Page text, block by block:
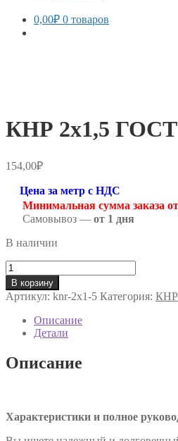
0,00₽ 0 товаров
КНР 2х1,5 ГОСТ
154,00₽
Цена за метр с НДС
Минимальная сумма заказа
Самовывоз — от 1 дня
В наличии
Количество
товара
КНР
2х1,5
ГОСТ
7866.1-
В корзину
Артикул: knr-2х1-5 Категория: КНР
Описание
Детали
Описание
Характеристики и полное